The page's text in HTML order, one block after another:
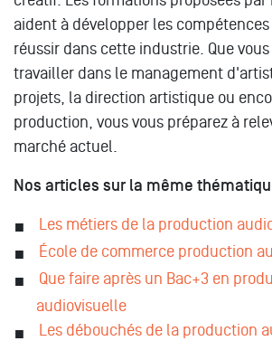
aident à développer les
réussir dans cette industrie. Que
travailler dans le management
projets, la direction artistique ou
production, vous vous préparez à
marché actuel.
Nos articles sur la même
Les métiers de la production
École de commerce production
Que faire après un Bac+3 en
audiovisuelle
Les débouchés de la production